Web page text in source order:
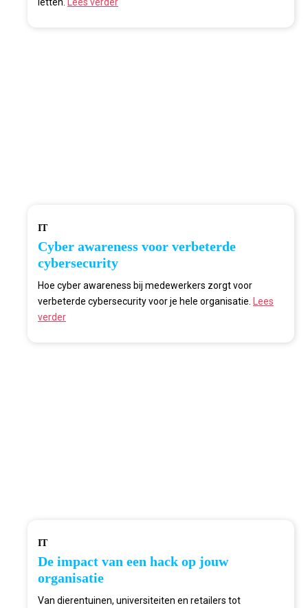
letten. Lees verder
IT
Cyber awareness voor verbeterde
cybersecurity
Hoe cyber awareness bij medewerkers zorgt voor
verbeterde cybersecurity voor je hele organisatie.
Lees
verder
IT
De impact van een hack op jouw
organisatie
Van dierentuinen, universiteiten en retailers tot